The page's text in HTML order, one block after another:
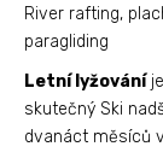
River rafting,
paragliding
Letní lyžování
skutečný Ski
dvanáct měsíců